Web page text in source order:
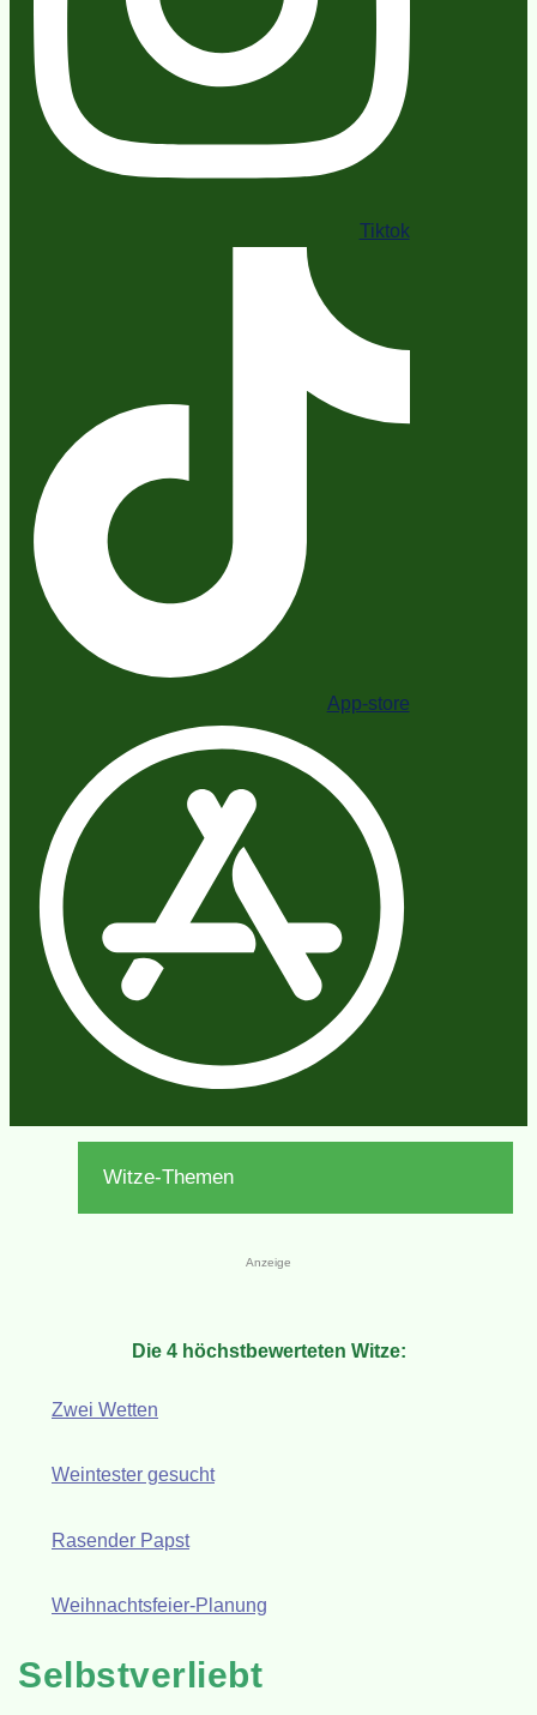
Tiktok
App-store
Witze-Themen
Anzeige
Die 4 höchstbewerteten Witze:
Zwei Wetten
Weintester gesucht
Rasender Papst
Weihnachtsfeier-Planung
Selbstverliebt